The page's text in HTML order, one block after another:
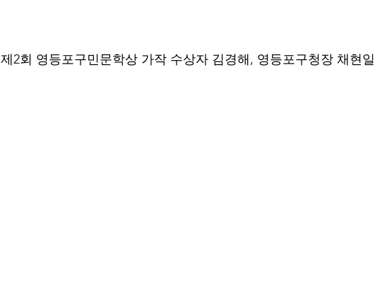
제2회 영등포구민문학상 가작 수상자 김경해, 영등포구청장 채현일